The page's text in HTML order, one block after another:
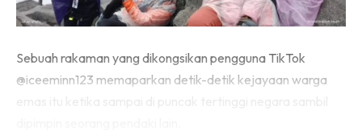
Sebuah rakaman yang dikongsikan pengguna TikTok
@iceeminn123 memaparkan detik-detik kejayaan warga